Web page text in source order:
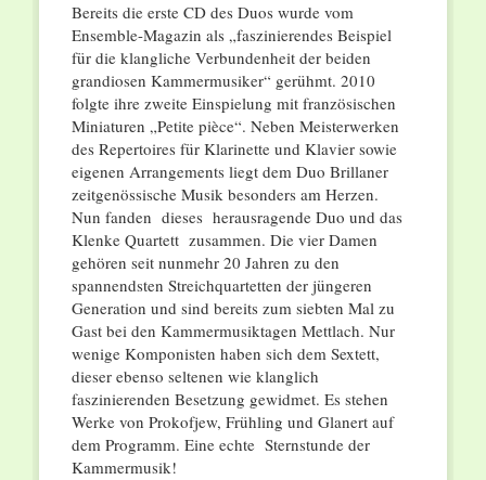
Bereits die erste CD des Duos wurde vom
Ensemble-Magazin als „faszinierendes Beispiel
für die klangliche Verbundenheit der beiden
grandiosen Kammermusiker“ gerühmt. 2010
folgte ihre zweite Einspielung mit französischen
Miniaturen „Petite pièce“. Neben Meisterwerken
des Repertoires für Klarinette und Klavier sowie
eigenen Arrangements liegt dem Duo Brillaner
zeitgenössische Musik besonders am Herzen.
Nun fanden dieses herausragende Duo und das
Klenke Quartett zusammen. Die vier Damen
gehören seit nunmehr 20 Jahren zu den
spannendsten Streichquartetten der jüngeren
Generation und sind bereits zum siebten Mal zu
Gast bei den Kammermusiktagen Mettlach. Nur
wenige Komponisten haben sich dem Sextett,
dieser ebenso seltenen wie klanglich
faszinierenden Besetzung gewidmet. Es stehen
Werke von Prokofjew, Frühling und Glanert auf
dem Programm. Eine echte Sternstunde der
Kammermusik!